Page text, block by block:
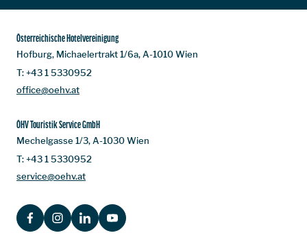
Österreichische Hotelvereinigung
Hofburg, Michaelertrakt 1/6a, A-1010 Wien
T:+43 1 5330952
office@oehv.at
ÖHV Touristik Service GmbH
Mechelgasse 1/3, A-1030 Wien
T:+43 1 5330952
service@oehv.at
FACEBOOKINSTAGRAMLINKEDINYOUTUBE